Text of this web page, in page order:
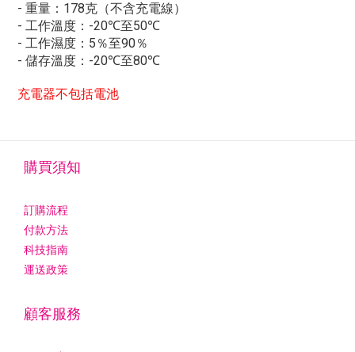
- 重量：178克（不含充電線）
- 工作溫度：-20℃至50℃
- 工作濕度：5％至90％
- 儲存溫度：-20℃至80℃
充電器不包括電池
購買須知
訂購流程
付款方法
科技指南
運送政策
顧客服務